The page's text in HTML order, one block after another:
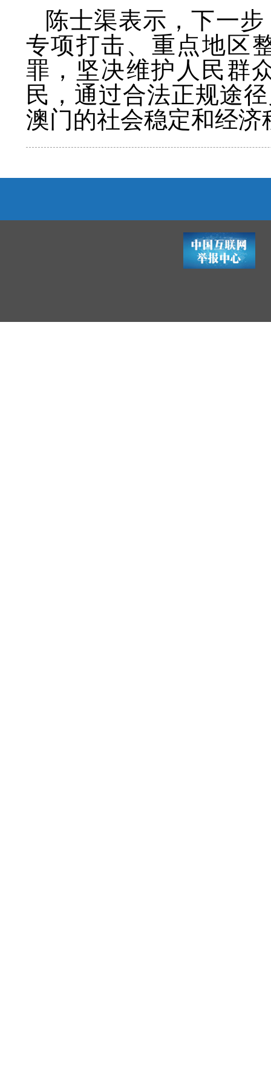
陈士渠表示，下一
专项打击、重点地区
罪，坚决维护人民群
民，通过合法正规途
澳门的社会稳定和经济